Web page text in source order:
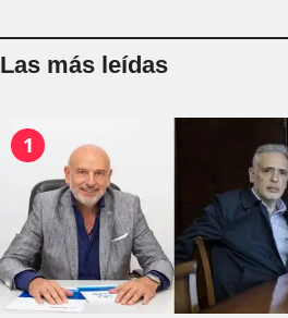
Las más leídas
1